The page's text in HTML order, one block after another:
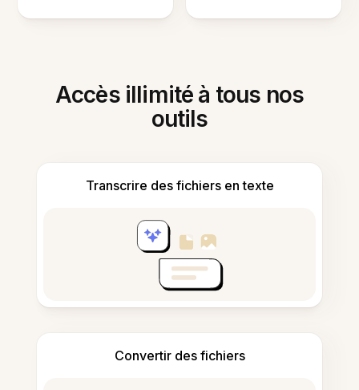
Accès illimité à tous nos
outils
Transcrire des fichiers en texte
Convertir des fichiers